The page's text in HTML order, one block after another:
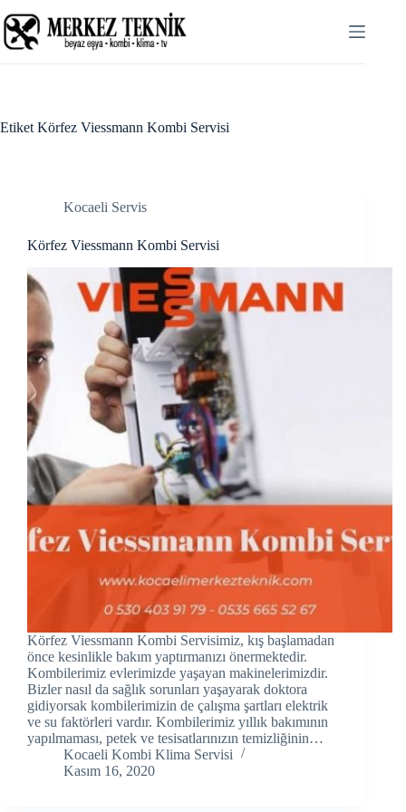
Hacklink panel
Hacklink
Hacklink panel
Hacklink panel
Hacklink panel
Hacklink panel
Hacklink panel
Hacklink panel
Hacklink panel
Hacklink Panel
Hacklink panel
Hacklink panel
Hacklink panel
Hacklink Panel
to
content
Etiket Körfez Viessmann Kombi Servisi
Kocaeli Servis
Körfez Viessmann Kombi Servisi
Körfez Viessmann Kombi Servisimiz, kış başlamadan
önce kesinlikle bakım yaptırmanızı önermektedir.
Kombilerimiz evlerimizde yaşayan makinelerimizdir.
Bizler nasıl da sağlık sorunları yaşayarak doktora
gidiyorsak kombilerimizin de çalışma şartları elektrik
ve su faktörleri vardır. Kombilerimiz yıllık bakımının
yapılmaması, petek ve tesisatlarınızın temizliğinin…
Kocaeli Kombi Klima Servisi
Kasım 16, 2020